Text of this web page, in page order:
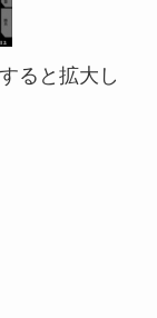
ると拡大し